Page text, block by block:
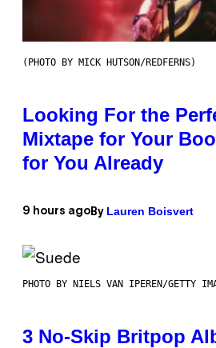
(PHOTO BY MICK HUTSON/REDFERNS)
Looking For the
Mixtape for Your
for You Already
9 hours ago By Lauren Boisvert
PHOTO BY NIELS VAN IPEREN/GETTY
3 No-Skip Britpop